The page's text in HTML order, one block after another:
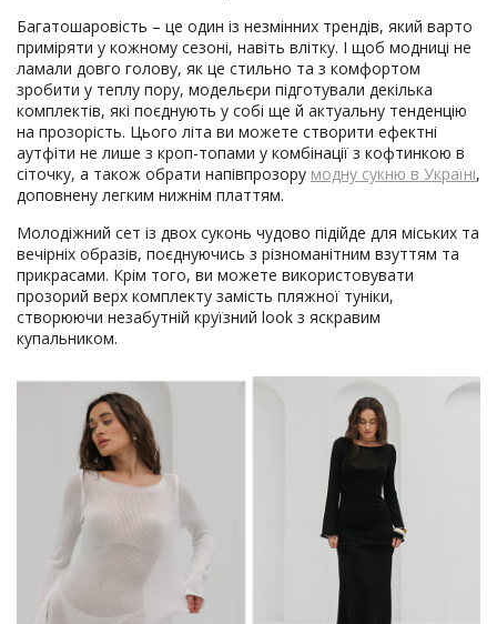
Багатошаровість – це один із незмінних трендів, який варто
приміряти у кожному сезоні, навіть влітку. І щоб модниці не
ламали довго голову, як це стильно та з комфортом
зробити у теплу пору, модельєри підготували декілька
комплектів, які поєднують у собі ще й актуальну тенденцію
на прозорість. Цього літа ви можете створити ефектні
аутфіти не лише з кроп-топами у комбінації з кофтинкою в
сіточку, а також обрати напівпрозору модну сукню в Україні,
доповнену легким нижнім платтям.
Молодіжний сет із двох суконь чудово підійде для міських та
вечірніх образів, поєднуючись з різноманітним взуттям та
прикрасами. Крім того, ви можете використовувати
прозорий верх комплекту замість пляжної туніки,
створюючи незабутній круїзний look з яскравим
купальником.